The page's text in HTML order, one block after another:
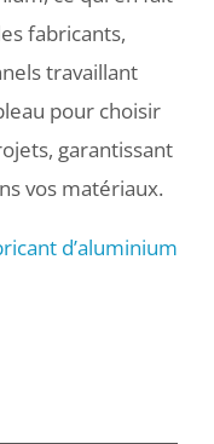
fabricants,
travaillant
pour choisir
garantissant
vos matériaux.
d’aluminium